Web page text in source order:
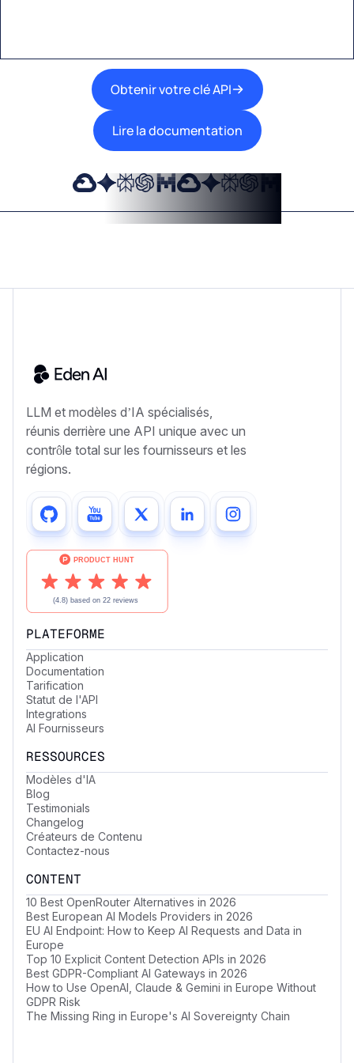
Obtenir votre clé API
Lire la documentation
LLM et modèles d’IA spécialisés,
réunis derrière une API unique avec un
contrôle total sur les fournisseurs et les
régions.
PLATEFORME
Application
Documentation
Tarification
Statut de l'API
Integrations
AI Fournisseurs
RESSOURCES
Modèles d'IA
Blog
Testimonials
Changelog
Créateurs de Contenu
Contactez-nous
CONTENT
10 Best OpenRouter Alternatives in 2026
Best European AI Models Providers in 2026
EU AI Endpoint: How to Keep AI Requests and Data in
Europe
Top 10 Explicit Content Detection APIs in 2026
Best GDPR-Compliant AI Gateways in 2026
How to Use OpenAI, Claude & Gemini in Europe Without
GDPR Risk
The Missing Ring in Europe's AI Sovereignty Chain